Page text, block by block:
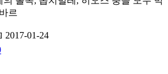
르
2017-01-24